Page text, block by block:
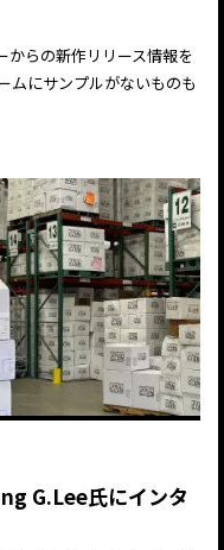
からの新作リリース情報を
ムにサンプルがないものも
G.Lee氏にインタ